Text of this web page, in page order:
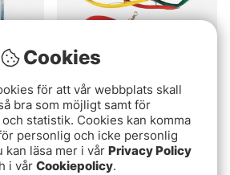
Kinetic Fiskeharpe
Standard 100m 0,80mm
300g
149 kr
Slutsåld
Cookies
för att vår webbplats skall
bra som möjligt samt för
statistik. Cookies kan komma
personlig och icke personlig
kan läsa mer i vår Privacy Policy
i vår Cookiepolicy.